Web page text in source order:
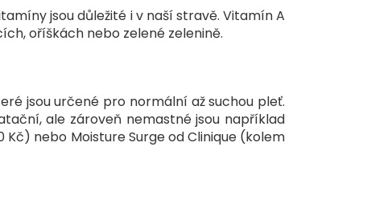
jsou důležité i v naší stravě. Vitamín A
oříškách nebo zelené zelenině.
jsou určené pro normální až suchou pleť.
ale zároveň nemastné jsou například
nebo Moisture Surge od Clinique (kolem